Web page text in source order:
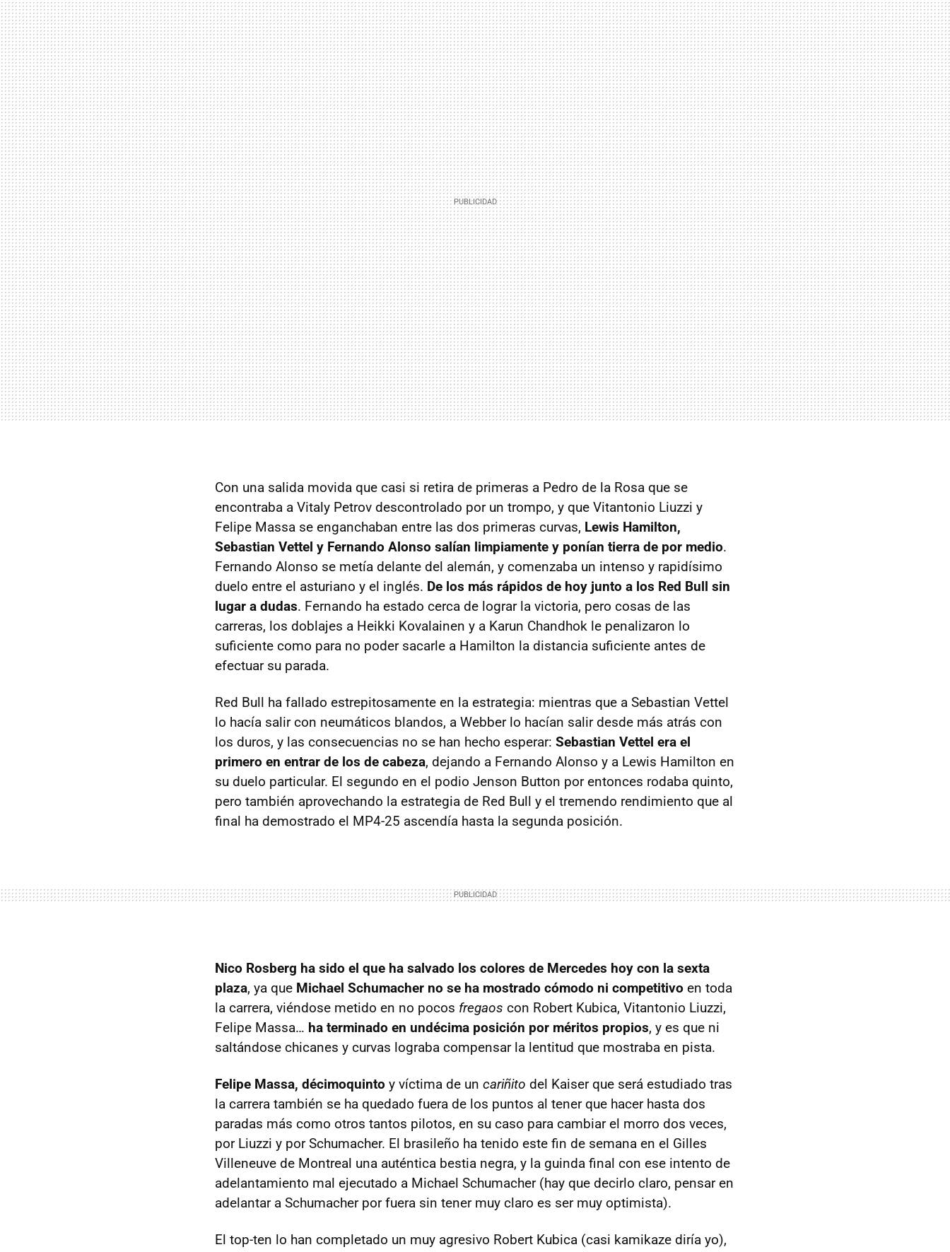
Con una salida movida que casi si retira de primeras a Pedro de la Rosa que se
encontraba a Vitaly Petrov descontrolado por un trompo, y que Vitantonio Liuzzi y
Felipe Massa se enganchaban entre las dos primeras curvas, Lewis Hamilton,
Sebastian Vettel y Fernando Alonso salían limpiamente y ponían tierra de por medio.
Fernando Alonso se metía delante del alemán, y comenzaba un intenso y rapidísimo
duelo entre el asturiano y el inglés. De los más rápidos de hoy junto a los Red Bull sin
lugar a dudas. Fernando ha estado cerca de lograr la victoria, pero cosas de las
carreras, los doblajes a Heikki Kovalainen y a Karun Chandhok le penalizaron lo
suficiente como para no poder sacarle a Hamilton la distancia suficiente antes de
efectuar su parada.
Red Bull ha fallado estrepitosamente en la estrategia: mientras que a Sebastian Vettel
lo hacía salir con neumáticos blandos, a Webber lo hacían salir desde más atrás con
los duros, y las consecuencias no se han hecho esperar: Sebastian Vettel era el
primero en entrar de los de cabeza, dejando a Fernando Alonso y a Lewis Hamilton en
su duelo particular. El segundo en el podio Jenson Button por entonces rodaba quinto,
pero también aprovechando la estrategia de Red Bull y el tremendo rendimiento que al
final ha demostrado el MP4-25 ascendía hasta la segunda posición.
Nico Rosberg ha sido el que ha salvado los colores de Mercedes hoy con la sexta
plaza, ya que Michael Schumacher no se ha mostrado cómodo ni competitivo en toda
la carrera, viéndose metido en no pocos fregaos con Robert Kubica, Vitantonio Liuzzi,
Felipe Massa… ha terminado en undécima posición por méritos propios, y es que ni
saltándose chicanes y curvas lograba compensar la lentitud que mostraba en pista.
Felipe Massa, décimoquinto y víctima de un cariñito del Kaiser que será estudiado tras
la carrera también se ha quedado fuera de los puntos al tener que hacer hasta dos
paradas más como otros tantos pilotos, en su caso para cambiar el morro dos veces,
por Liuzzi y por Schumacher. El brasileño ha tenido este fin de semana en el Gilles
Villeneuve de Montreal una auténtica bestia negra, y la guinda final con ese intento de
adelantamiento mal ejecutado a Michael Schumacher (hay que decirlo claro, pensar en
adelantar a Schumacher por fuera sin tener muy claro es ser muy optimista).
El top-ten lo han completado un muy agresivo Robert Kubica (casi kamikaze diría yo),